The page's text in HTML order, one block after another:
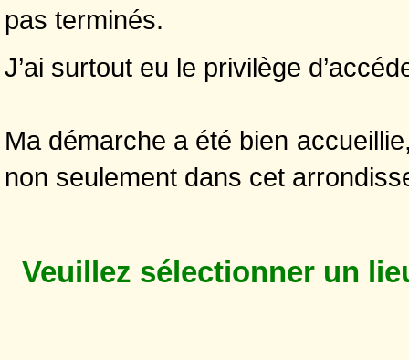
pas terminés.
J’ai surtout eu le privilège
Ma démarche a été bien
non seulement dans cet
Veuillez sélectionner un